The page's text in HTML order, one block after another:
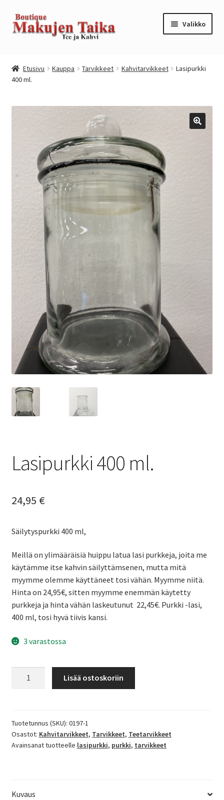
Siirry
navigointiin
Siirry
sisältöön
Valikko
Kanta-asiakkuusohjelma / loyalty program
Kassa
Oma tili
Ostoskori
Tilaus- ja sopimusehdot
Etusivu Kauppa Tarvikkeet Kahvitarvikkeet
Lasipurkki
400 ml.
Lasipurkki 400 ml.
24,95 €
Säilytyspurkki 400 ml,
Meillä on ylimääräisiä huippu latua lasi purkkeja, joita me
käytämme itse kahvin säilyttämsenen, mutta mitä
myymme olemme käyttäneet tosi vähän. Myymme niitä.
Hinta on 24,95€, sitten myymme enemmän käytetty
purkkeja ja hinta vähän laskeutunut 22,45€. Purkki -lasi,
400 ml, tosi hyvä tiivis kansi.
3 varastossa
Lisää ostoskoriin
Tuotetunnus (SKU): 0197-1
Osastot: Kahvitarvikkeet, Tarvikkeet, Teetarvikkeet
Avainsanat tuotteelle lasipurkki, purkki, tarvikkeet
Kuvaus